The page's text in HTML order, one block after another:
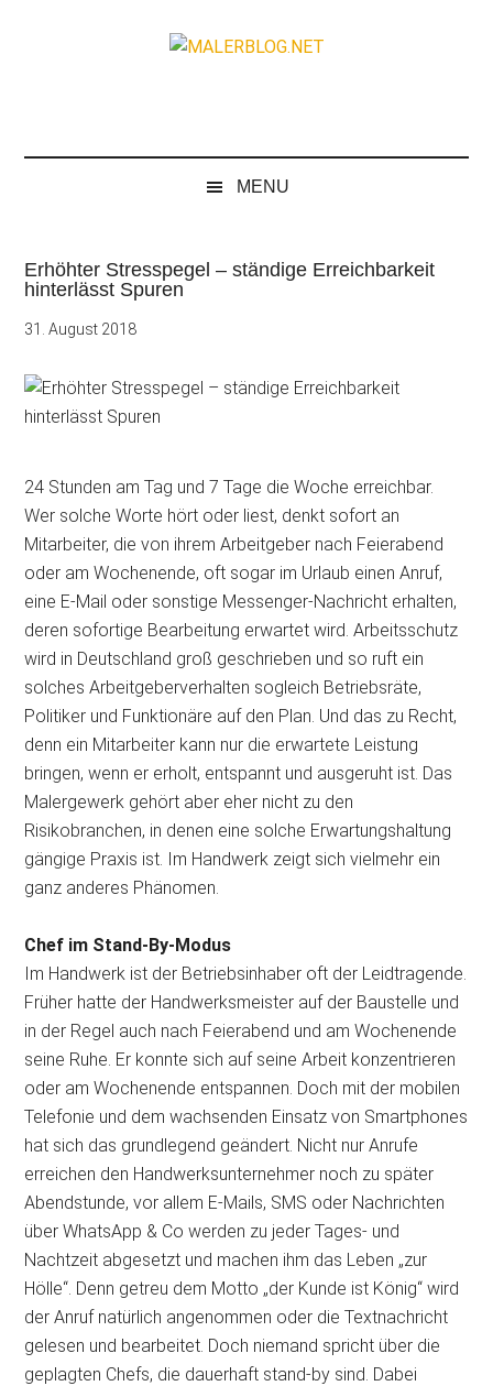
Maler
MENU
Erhöhter Stresspegel – ständige Erreichbarkeit
hinterlässt Spuren
31. August 2018
24 Stunden am Tag und 7 Tage die Woche erreichbar.
Wer solche Worte hört oder liest, denkt sofort an
Mitarbeiter, die von ihrem Arbeitgeber nach Feierabend
oder am Wochenende, oft sogar im Urlaub einen Anruf,
eine E-Mail oder sonstige Messenger-Nachricht erhalten,
deren sofortige Bearbeitung erwartet wird. Arbeitsschutz
wird in Deutschland groß geschrieben und so ruft ein
solches Arbeitgeberverhalten sogleich Betriebsräte,
Politiker und Funktionäre auf den Plan. Und das zu Recht,
denn ein Mitarbeiter kann nur die erwartete Leistung
bringen, wenn er erholt, entspannt und ausgeruht ist. Das
Malergewerk gehört aber eher nicht zu den
Risikobranchen, in denen eine solche Erwartungshaltung
gängige Praxis ist. Im Handwerk zeigt sich vielmehr ein
ganz anderes Phänomen.
Chef im Stand-By-Modus
Im Handwerk ist der Betriebsinhaber oft der Leidtragende.
Früher hatte der Handwerksmeister auf der Baustelle und
in der Regel auch nach Feierabend und am Wochenende
seine Ruhe. Er konnte sich auf seine Arbeit konzentrieren
oder am Wochenende entspannen. Doch mit der mobilen
Telefonie und dem wachsenden Einsatz von Smartphones
hat sich das grundlegend geändert. Nicht nur Anrufe
erreichen den Handwerksunternehmer noch zu später
Abendstunde, vor allem E-Mails, SMS oder Nachrichten
über WhatsApp & Co werden zu jeder Tages- und
Nachtzeit abgesetzt und machen ihm das Leben „zur
Hölle“. Denn getreu dem Motto „der Kunde ist König“ wird
der Anruf natürlich angenommen oder die Textnachricht
gelesen und bearbeitet. Doch niemand spricht über die
geplagten Chefs, die dauerhaft stand-by sind. Dabei